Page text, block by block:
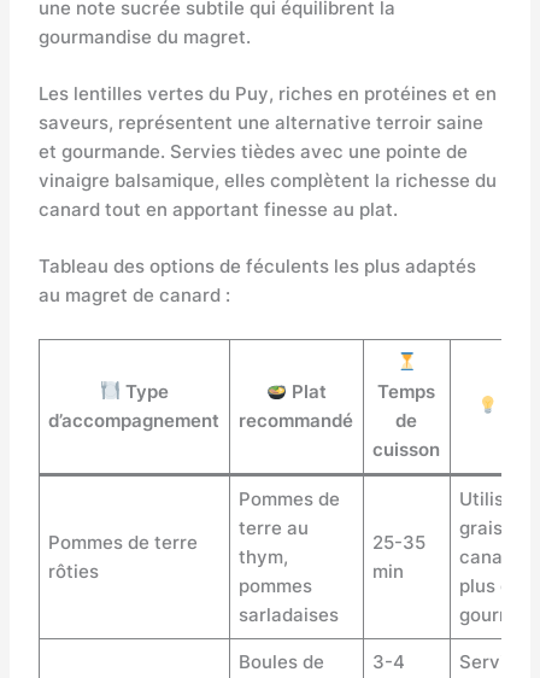
une note sucrée subtile qui équilibrent la
gourmandise du magret.
Les lentilles vertes du Puy, riches en protéines et en
saveurs, représentent une alternative terroir saine
et gourmande. Servies tièdes avec une pointe de
vinaigre balsamique, elles complètent la richesse du
canard tout en apportant finesse au plat.
Tableau des options de féculents les plus adaptés
au magret de canard :
Type
d’accompagnement
Plat
recommandé
Temps
de
cuisson
Pommes de terre
rôties
Pommes de
terre au
thym,
pommes
sarladaises
25-35
min
Utiliser
graisse
canard
plus de
Boules de
3-4
Servir